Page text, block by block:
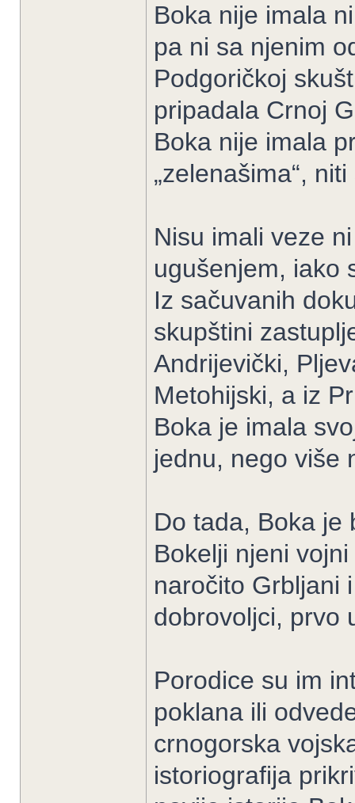
Boka nije imala
pa ni sa njenim
Podgoričkoj
pripadala Crnoj
Boka nije imala
„zelenašima“,
Nisu imali veze
ugušenjem, iako
Iz sačuvanih
skupštini
Andrijevički,
Metohijski, a iz
Boka je imala
jednu, nego više
Do tada, Boka je
Bokelji njeni
naročito Grbljani
dobrovoljci, prvo
Porodice su im
poklana ili
crnogorska
istoriografija